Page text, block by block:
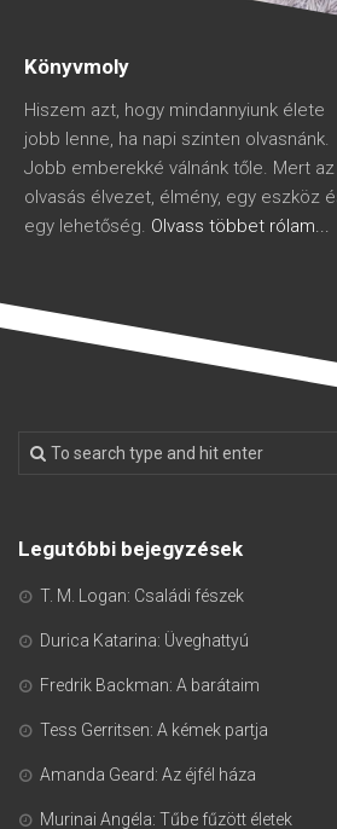
Könyvmoly
Hiszem azt, hogy mindannyiunk élete
jobb lenne, ha napi szinten olvasnánk.
Jobb emberekké válnánk tőle. Mert az
olvasás élvezet, élmény, egy eszköz
egy lehetőség. Olvass többet rólam...
Legutóbbi bejegyzések
T. M. Logan: Családi fészek
Durica Katarina: Üveghattyú
Fredrik Backman: A barátaim
Tess Gerritsen: A kémek partja
Amanda Geard: Az éjfél háza
Murinai Angéla: Tűbe fűzött életek